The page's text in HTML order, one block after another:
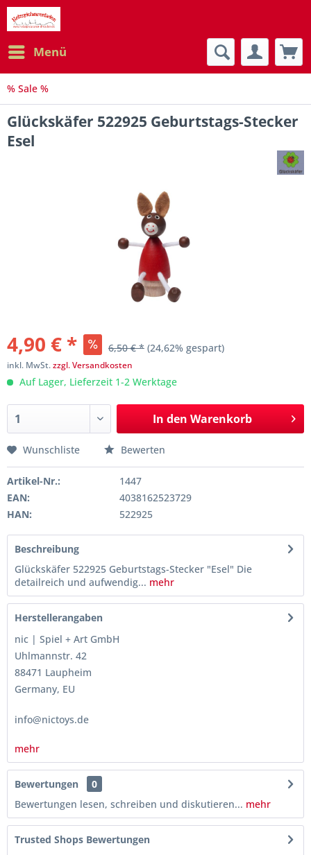
Menü
% Sale %
Glückskäfer 522925 Geburtstags-Stecker
Esel
4,90 € * 6,50 € * (24,62% gespart)
inkl. MwSt.zzgl. Versandkosten
Auf Lager, Lieferzeit 1-2 Werktage
In den Warenkorb
Wunschliste Bewerten
Artikel-Nr.:
1447
EAN:
4038162523729
HAN:
522925
Beschreibung
Glückskäfer 522925 Geburtstags-Stecker "Esel" Die
detailreich und aufwendig... mehr
Herstellerangaben
nic | Spiel + Art GmbH
Uhlmannstr. 42
88471 Laupheim
Germany, EU
info@nictoys.de
mehr
Bewertungen
0
Bewertungen lesen, schreiben und diskutieren... mehr
Trusted Shops Bewertungen